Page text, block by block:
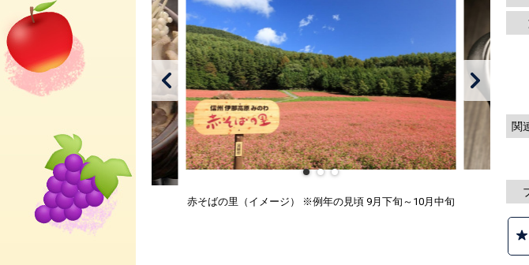
赤そばの里（イメージ） ※例年の見頃 9月下旬～10月中旬
関